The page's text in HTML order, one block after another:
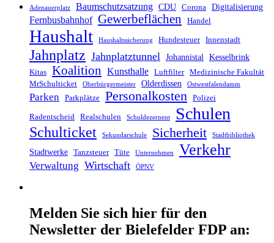
Adenauerplatz Baumschutzsatzung CDU Corona Digitalisierung
Fernbusbahnhof Gewerbeflächen Handel
Haushalt Haushaltssicherung Hundesteuer Innenstadt
Jahnplatz Jahnplatztunnel Johannistal Kesselbrink
Kitas Koalition Kunsthalle Luftfilter
Medizinische Fakultät
MrSchulticket
Oberbürgermeister Olderdissen Ostwestfalendamm
Parken Parkplätze Personalkosten Polizei
Radentscheid Realschulen Schuldezernent Schulen
Schulticket Sekundarschule Sicherheit Stadtbibliothek
Stadtwerke Tanzsteuer Tüte Unternehmen Verkehr
Verwaltung Wirtschaft ÖPNV
Melden Sie sich hier für den
Newsletter der Bielefelder FDP an: